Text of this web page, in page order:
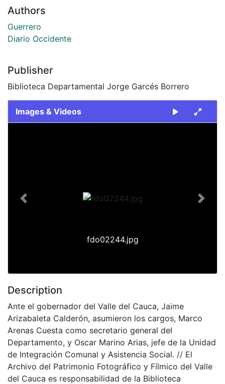
Authors
Guerrero
Diario Occidente
Publisher
Biblioteca Departamental Jorge Garcés Borrero
Images & Videos
fdo02244.jpg
Previous Next
Description
Ante el gobernador del Valle del Cauca, Jaime
Arizabaleta Calderón, asumieron los cargos, Marco
Arenas Cuesta como secretario general del
Departamento, y Oscar Marino Arias, jefe de la Unidad
de Integración Comunal y Asistencia Social. // El
Archivo del Patrimonio Fotográfico y Fílmico del Valle
del Cauca es responsabilidad de la Biblioteca